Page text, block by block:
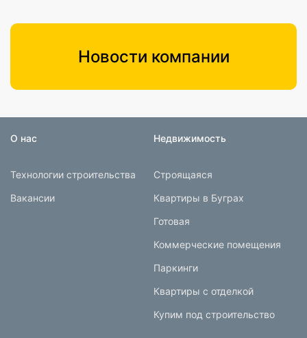
Новости компании
О нас
Технологии строительства
Вакансии
Недвижимость
Строящаяся
Квартиры в Буграх
Готовая
Коммерческие помещения
Паркинги
Квартиры с отделкой
Купим под строительство